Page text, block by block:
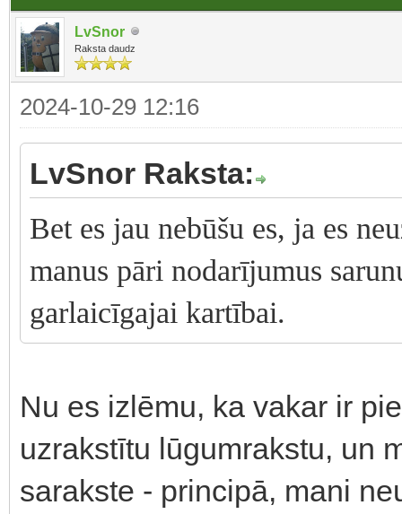
LvSnor
Raksta daudz
2024-10-29 12:16
LvSnor Raksta:
Bet es jau nebūšu es, ja es
manus pāri nodarījumus
garlaicīgajai kartībai.
Nu es izlēmu, ka vakar ir
uzrakstītu lūgumrakstu, un
sarakste - principā, mani